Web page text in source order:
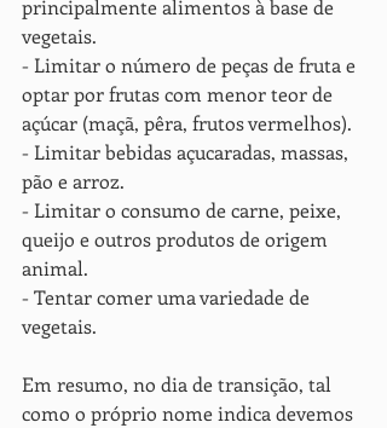
principalmente alimentos à base de
vegetais.
- Limitar o número de peças de fruta e
optar por frutas com menor teor de
açúcar (maçã, pêra, frutos vermelhos).
- Limitar bebidas açucaradas, massas,
pão e arroz.
- Limitar o consumo de carne, peixe,
queijo e outros produtos de origem
animal.
- Tentar comer uma variedade de
vegetais.
Em resumo, no dia de transição, tal
como o próprio nome indica devemos